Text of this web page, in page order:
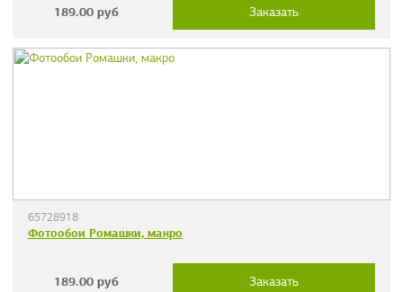
189.00 руб Заказать
65728918
Фотообои Ромашки, макро
189.00 руб Заказать